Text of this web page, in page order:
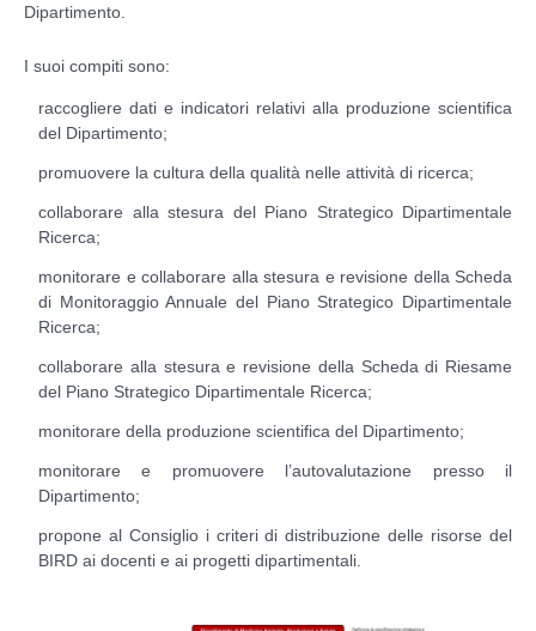
Dipartimento.
I suoi compiti sono:
raccogliere dati e indicatori relativi alla produzione scientifica
del Dipartimento;
promuovere la cultura della qualità nelle attività di ricerca;
collaborare alla stesura del Piano Strategico Dipartimentale
Ricerca;
monitorare e collaborare alla stesura e revisione della Scheda
di Monitoraggio Annuale del Piano Strategico Dipartimentale
Ricerca;
collaborare alla stesura e revisione della Scheda di Riesame
del Piano Strategico Dipartimentale Ricerca;
monitorare della produzione scientifica del Dipartimento;
monitorare e promuovere l’autovalutazione presso il
Dipartimento;
propone al Consiglio i criteri di distribuzione delle risorse del
BIRD ai docenti e ai progetti dipartimentali.